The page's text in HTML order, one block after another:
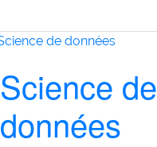
Science de
données